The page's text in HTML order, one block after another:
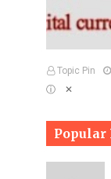
Topic Pin
ⓘ ✕
Popular